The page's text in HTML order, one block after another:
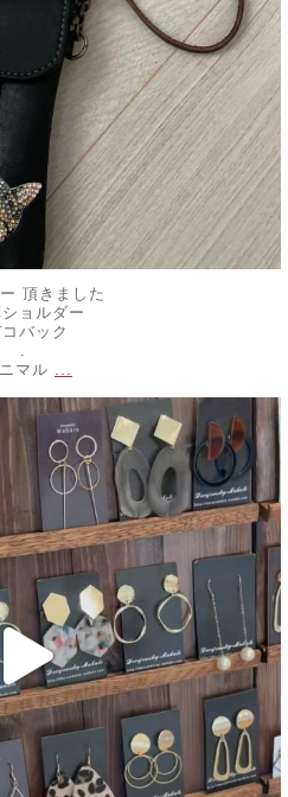
頂きました
ョルダー
バック
.
マル ...